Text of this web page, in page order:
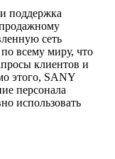
поддержка
сеть
всему миру, что
клиентов и
этого, SANY
персонала
использовать